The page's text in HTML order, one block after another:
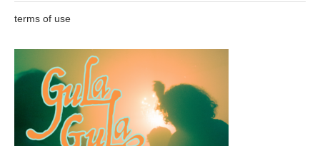
terms of use